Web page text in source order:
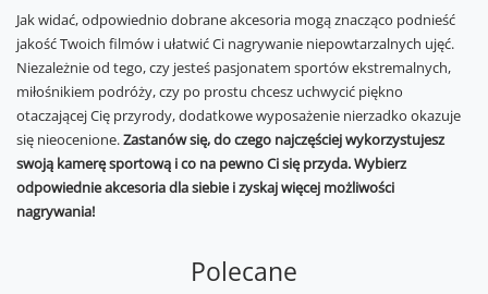
Jak widać, odpowiednio dobrane akcesoria mogą znacząco podnieść
jakość Twoich filmów i ułatwić Ci nagrywanie niepowtarzalnych ujęć.
Niezależnie od tego, czy jesteś pasjonatem sportów ekstremalnych,
miłośnikiem podróży, czy po prostu chcesz uchwycić piękno
otaczającej Cię przyrody, dodatkowe wyposażenie nierzadko okazuje
się nieocenione.Zastanów się, do czego najczęściej wykorzystujesz
swoją kamerę sportową i co na pewno Ci się przyda. Wybierz
odpowiednie akcesoria dla siebie i zyskaj więcej możliwości
nagrywania!
Polecane